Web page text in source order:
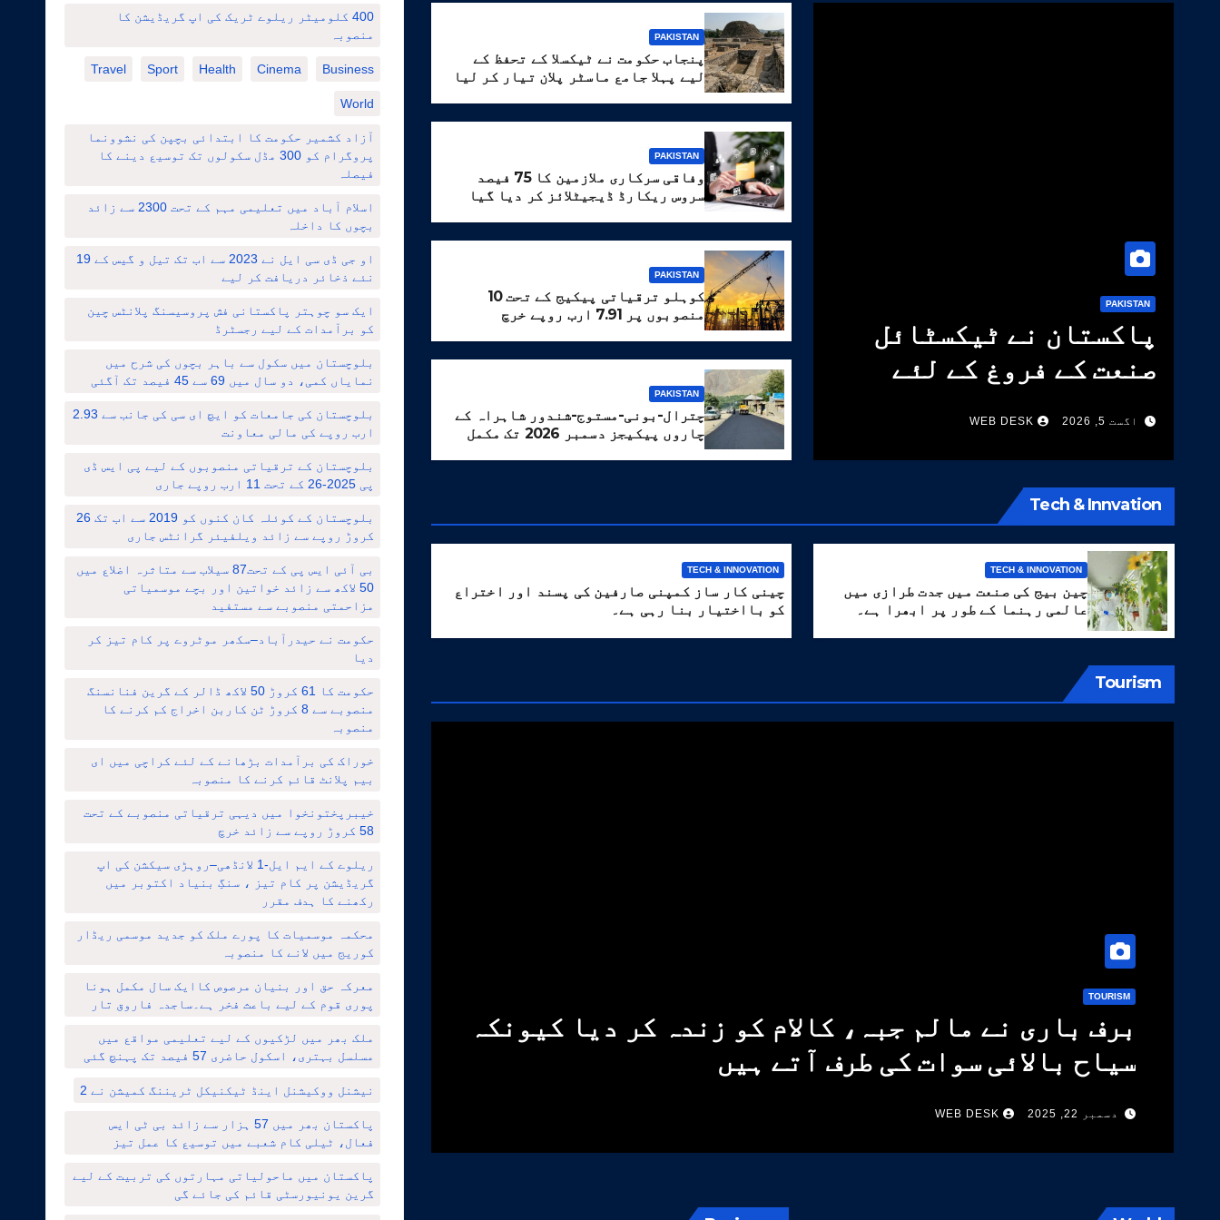
PAKISTAN
پاکستان نے ٹیکسٹائل
صنعت کے فروغ کے لئے
کی اقسام تیار کر لیں
اگست 5, 2026 WEB DESK
PAKISTAN
پنجاب حکومت نے ٹیکسلا کے تحفظ کے
لیے پہلا جامع ماسٹر پلان تیار کر لیا
PAKISTAN
وفاقی سرکاری ملازمین کا 75 فیصد
سروس ریکارڈ ڈیجیٹلائز کر دیا گیا
PAKISTAN
کوہلو ترقیاتی پیکیج کے تحت 10
منصوبوں پر 7.91 ارب روپے خرچ
PAKISTAN
چترال-بونی-مستوج-شندور شاہراہ کے
چاروں پیکیجز دسمبر 2026 تک مکمل
کرنے کا ہدف مقرر
Tech & Innvation
TECH & INNOVATION
چین بیج کی صنعت میں جدت طرازی میں
عالمی رہنما کے طور پر ابھرا ہے۔
TECH & INNOVATION
چینی کار ساز کمپنی صارفین کی پسند اور اختراع
کو بااختیار بنا رہی ہے۔
Tourism
TOURISM
برف باری نے مالم جبہ، کالام کو زندہ کر دیا کیونکہ
سیاح بالائی سوات کی طرف آتے ہیں
دسمبر 22, 2025 WEB DESK
400 کلومیٹر ریلوے ٹریک کی اپ گریڈیشن کا
منصوبہ
Business
Cinema
Health
Sport
Travel
World
آزاد کشمیر حکومت کا ابتدائی بچپن کی نشوونما
پروگرام کو 300 مڈل سکولوں تک توسیع دینے کا
فیصلہ
اسلام آباد میں تعلیمی مہم کے تحت 2300 سے زائد
بچوں کا داخلہ
او جی ڈی سی ایل نے 2023 سے اب تک تیل و گیس کے 19
نئے ذخائر دریافت کر لیے
ایک سو چوہتر پاکستانی فش پروسیسنگ پلانٹس چین
کو برآمدات کے لیے رجسٹرڈ
بلوچستان میں سکول سے باہر بچوں کی شرح میں
نمایاں کمی، دو سال میں 69 سے 45 فیصد تک آگئی
بلوچستان کی جامعات کو ایچ ای سی کی جانب سے 2.93
ارب روپے کی مالی معاونت
بلوچستان کے ترقیاتی منصوبوں کے لیے پی ایس ڈی
پی 2025-26 کے تحت 11 ارب روپے جاری
بلوچستان کے کوئلہ کان کنوں کو 2019 سے اب تک 26
کروڑ روپے سے زائد ویلفیئر گرانٹس جاری
بی آئی ایس پی کے تحت87 سیلاب سے متاثرہ اضلاع میں
50 لاکھ سے زائد خواتین اور بچے موسمیاتی
مزاحمتی منصوبے سے مستفید
حکومت نے حیدرآباد–سکھر موٹروے پر کام تیز کر
دیا
حکومت کا 61 کروڑ 50 لاکھ ڈالر کے گرین فنانسنگ
منصوبے سے 8 کروڑ ٹن کاربن اخراج کم کرنے کا
منصوبہ
خوراک کی برآمدات بڑھانے کے لئے کراچی میں ای
بیم پلانٹ قائم کرنے کا منصوبہ
خیبرپختونخوا میں دیہی ترقیاتی منصوبے کے تحت
58 کروڑ روپے سے زائد خرچ
ریلوے کے ایم ایل-1 لانڈھی–روہڑی سیکشن کی اپ
گریڈیشن پر کام تیز ، سنگِ بنیاد اکتوبر میں
رکھنے کا ہدف مقرر
محکمہ موسمیات کا پورے ملک کو جدید موسمی ریڈار
کوریج میں لانے کا منصوبہ
معرکہ حق اور بنیان مرصوص کاایک سال مکمل ہونا
پوری قوم کے لیے باعث فخر ہے۔ساجدہ فاروق تار
ملک بھر میں لڑکیوں کے لیے تعلیمی مواقع میں
مسلسل بہتری، اسکول حاضری 57 فیصد تک پہنچ گئی
نیشنل ووکیشنل اینڈ ٹیکنیکل ٹریننگ کمیشن نے 2
پاکستان بھر میں 57 ہزار سے زائد بی ٹی ایس
فعال، ٹیلی کام شعبے میں توسیع کا عمل تیز
پاکستان میں ماحولیاتی مہارتوں کی تربیت کے لیے
گرین یونیورسٹی قائم کی جائے گی